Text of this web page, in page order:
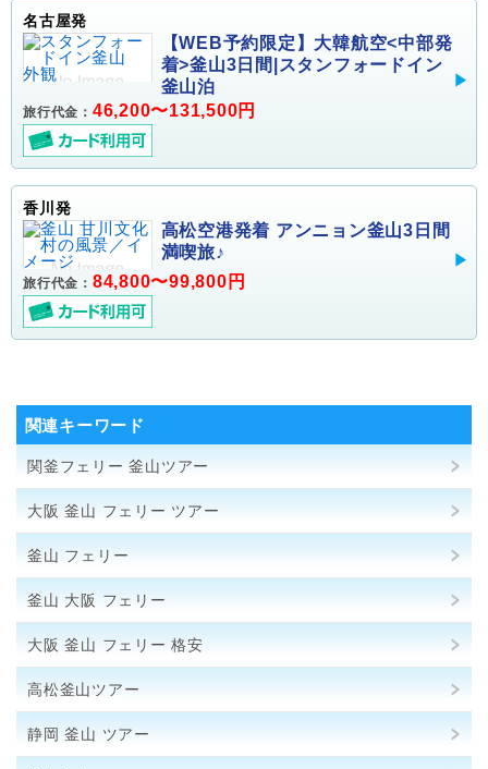
名古屋発
【WEB予約限定】大韓航空<中部発
着>釜山3日間|スタンフォードイン
釜山泊
旅行代金： 46,200〜131,500円
香川発
高松空港発着 アンニョン釜山3日間
満喫旅♪
旅行代金： 84,800〜99,800円
関連キーワード
関釜フェリー 釜山ツアー
大阪 釜山 フェリー ツアー
釜山 フェリー
釜山 大阪 フェリー
大阪 釜山 フェリー 格安
高松釜山ツアー
静岡 釜山 ツアー